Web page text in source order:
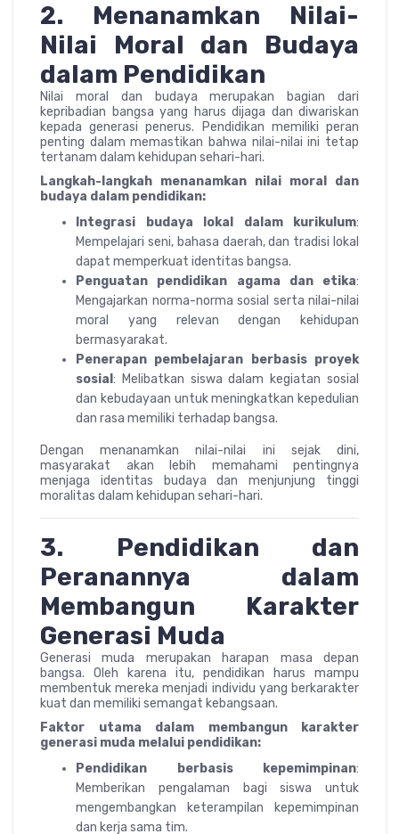
2. Menanamkan Nilai-
Nilai Moral dan Budaya
dalam Pendidikan
Nilai moral dan budaya merupakan bagian dari
kepribadian bangsa yang harus dijaga dan diwariskan
kepada generasi penerus. Pendidikan memiliki peran
penting dalam memastikan bahwa nilai-nilai ini tetap
tertanam dalam kehidupan sehari-hari.
Langkah-langkah menanamkan nilai moral dan
budaya dalam pendidikan:
Integrasi budaya lokal dalam kurikulum:
Mempelajari seni, bahasa daerah, dan tradisi lokal
dapat memperkuat identitas bangsa.
Penguatan pendidikan agama dan etika:
Mengajarkan norma-norma sosial serta nilai-nilai
moral yang relevan dengan kehidupan
bermasyarakat.
Penerapan pembelajaran berbasis proyek
sosial : Melibatkan siswa dalam kegiatan sosial
dan kebudayaan untuk meningkatkan kepedulian
dan rasa memiliki terhadap bangsa.
Dengan menanamkan nilai-nilai ini sejak dini,
masyarakat akan lebih memahami pentingnya
menjaga identitas budaya dan menjunjung tinggi
moralitas dalam kehidupan sehari-hari.
3. Pendidikan dan
Peranannya dalam
Membangun Karakter
Generasi Muda
Generasi muda merupakan harapan masa depan
bangsa. Oleh karena itu, pendidikan harus mampu
membentuk mereka menjadi individu yang berkarakter
kuat dan memiliki semangat kebangsaan.
Faktor utama dalam membangun karakter
generasi muda melalui pendidikan:
Pendidikan berbasis kepemimpinan:
Memberikan pengalaman bagi siswa untuk
mengembangkan keterampilan kepemimpinan
dan kerja sama tim.